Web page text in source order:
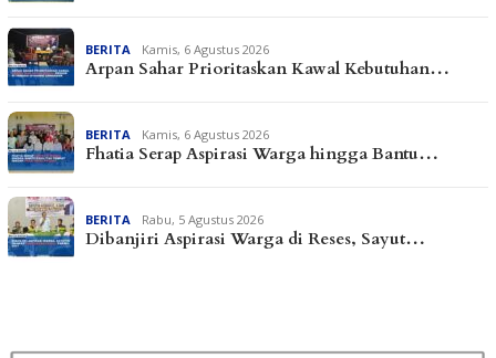
BERITA Kamis, 6 Agustus 2026
Arpan Sahar Prioritaskan Kawal Kebutuhan…
BERITA Kamis, 6 Agustus 2026
Fhatia Serap Aspirasi Warga hingga Bantu…
BERITA Rabu, 5 Agustus 2026
Dibanjiri Aspirasi Warga di Reses, Sayut…